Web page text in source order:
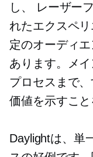
し、
レーザー
れたエクスペ
定のオーディ
あります。メ
プロセスまで
価値を示すこと
Daylightは、単